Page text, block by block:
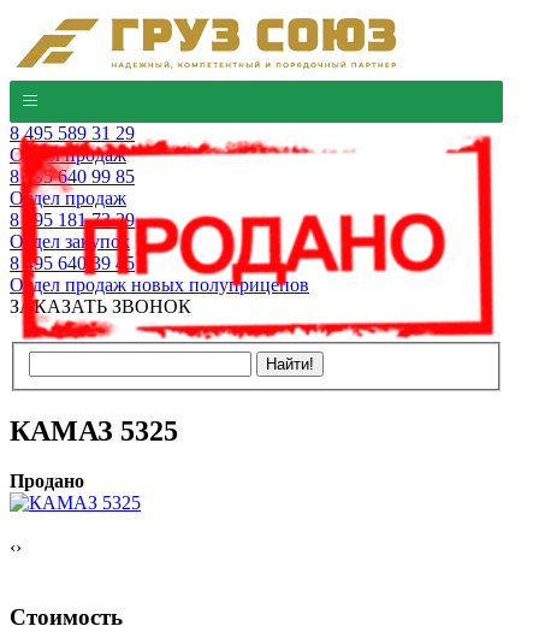
8 495 589 31 29
Отдел продаж
8 495 640 99 85
Отдел продаж
8 495 181 73 29
Отдел закупок
8 495 640 39 45
Отдел продаж новых полуприцепов
ЗАКАЗАТЬ ЗВОНОК
КАМАЗ 5325
Продано
‹›
Стоимость